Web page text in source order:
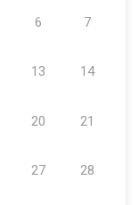
6 7
13 14
20 21
27 28